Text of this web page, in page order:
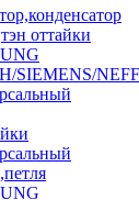
оттайки
SIEMENS/NEFF